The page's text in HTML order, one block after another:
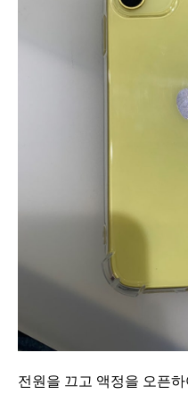
전원을 끄고 액정을 오픈